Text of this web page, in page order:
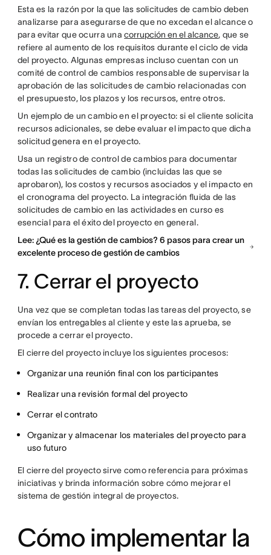
Esta es la razón por la que las solicitudes de cambio deben
analizarse para asegurarse de que no excedan el alcance o
para evitar que ocurra unacorrupción en el alcance, que se
refiere al aumento de los requisitos durante el ciclo de vida
del proyecto. Algunas empresas incluso cuentan con un
comité de control de cambios responsable de supervisar la
aprobación de las solicitudes de cambio relacionadas con
el presupuesto, los plazos y los recursos, entre otros.
Un ejemplo de un cambio en el proyecto: si el cliente solicita
recursos adicionales, se debe evaluar el impacto que dicha
solicitud genera en el proyecto.
Usa un registro de control de cambios para documentar
todas las solicitudes de cambio (incluidas las que se
aprobaron), los costos y recursos asociados y el impacto en
el cronograma del proyecto. La integración fluida de las
solicitudes de cambio en las actividades en curso es
esencial para el éxito del proyecto en general.
Lee: ¿Qué es la gestión de cambios? 6 pasos para crear un
excelente proceso de gestión de cambios
7. Cerrar el proyecto
Una vez que se completan todas las tareas del proyecto, se
envían los entregables al cliente y este las aprueba, se
procede a cerrar el proyecto.
El cierre del proyecto incluye los siguientes procesos:
Organizar una reunión final con los participantes
Realizar una revisión formal del proyecto
Cerrar el contrato
Organizar y almacenar los materiales del proyecto para
uso futuro
El cierre del proyecto sirve como referencia para próximas
iniciativas y brinda información sobre cómo mejorar el
sistema de gestión integral de proyectos.
Cómo implementar la